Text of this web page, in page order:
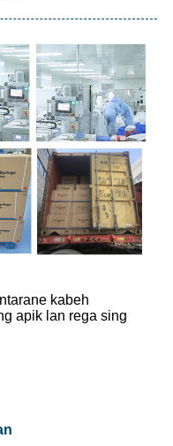
kabeh
apik lan rega sing